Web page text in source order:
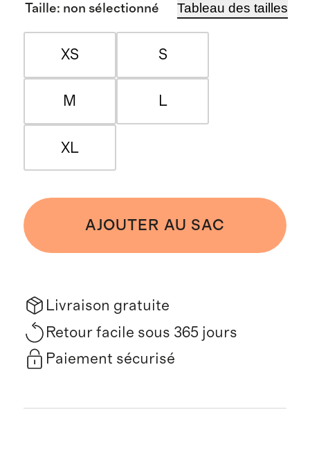
Taille: non sélectionné Tableau des tailles
XS S
M L
XL
AJOUTER AU SAC
Livraison gratuite
Retour facile sous 365 jours
Paiement sécurisé